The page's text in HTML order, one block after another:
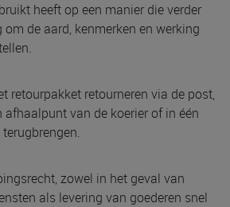
heeft op een manier die verder
de aard, kenmerken en werking
retourpakket retourneren via de post,
afhaalpunt van de koerier of in één
zowel in het geval van
als levering van goederen snel